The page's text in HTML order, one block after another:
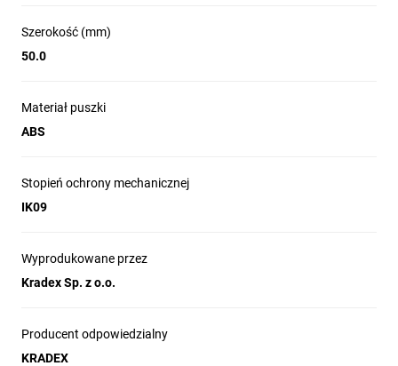
Szerokość (mm)
50.0
Materiał puszki
ABS
Stopień ochrony mechanicznej
IK09
Wyprodukowane przez
Kradex Sp. z o.o.
Producent odpowiedzialny
KRADEX